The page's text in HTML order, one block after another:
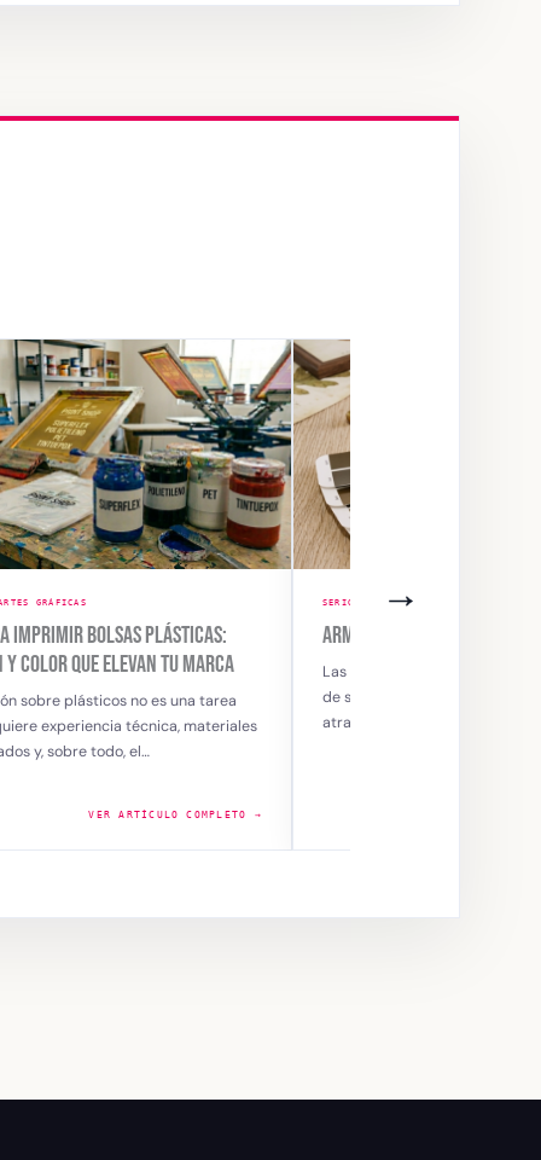
ARTES GRÁFICAS
DE COLOR
de color permiten crear diseños
equilibrados y visualmente
al combinar tonos que transmiten…
VER ARTÍCULO COMPLETO →
→